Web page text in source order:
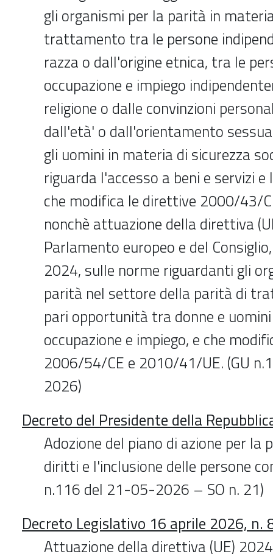
gli organismi per la parità in
trattamento tra le persone
razza o dall'origine etnica, tra le
occupazione e impiego
religione o dalle convinzioni
dall'età' o dall'orientamento
gli uomini in materia di sicurezza
riguarda l'accesso a beni e servizi
che modifica le direttive 2000/43/
nonchè attuazione della direttiva
Parlamento europeo e del
2024, sulle norme riguardanti gli
parità nel settore della parità di
pari opportunità tra donne e
occupazione e impiego, e che
2006/54/CE e 2010/41/UE. (GU
2026)
Decreto del Presidente della
Adozione del piano di azione per la
diritti e l'inclusione delle persone
n.116 del 21-05-2026 – SO n. 21)
Decreto Legislativo 16 aprile 2026, n.
Attuazione della direttiva (UE)